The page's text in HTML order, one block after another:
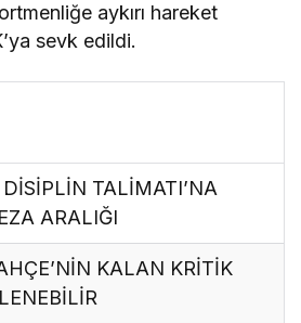
aykırı hareket
sevk edildi.
TALİMATI’NA
ARALIĞI
KALAN KRİTİK